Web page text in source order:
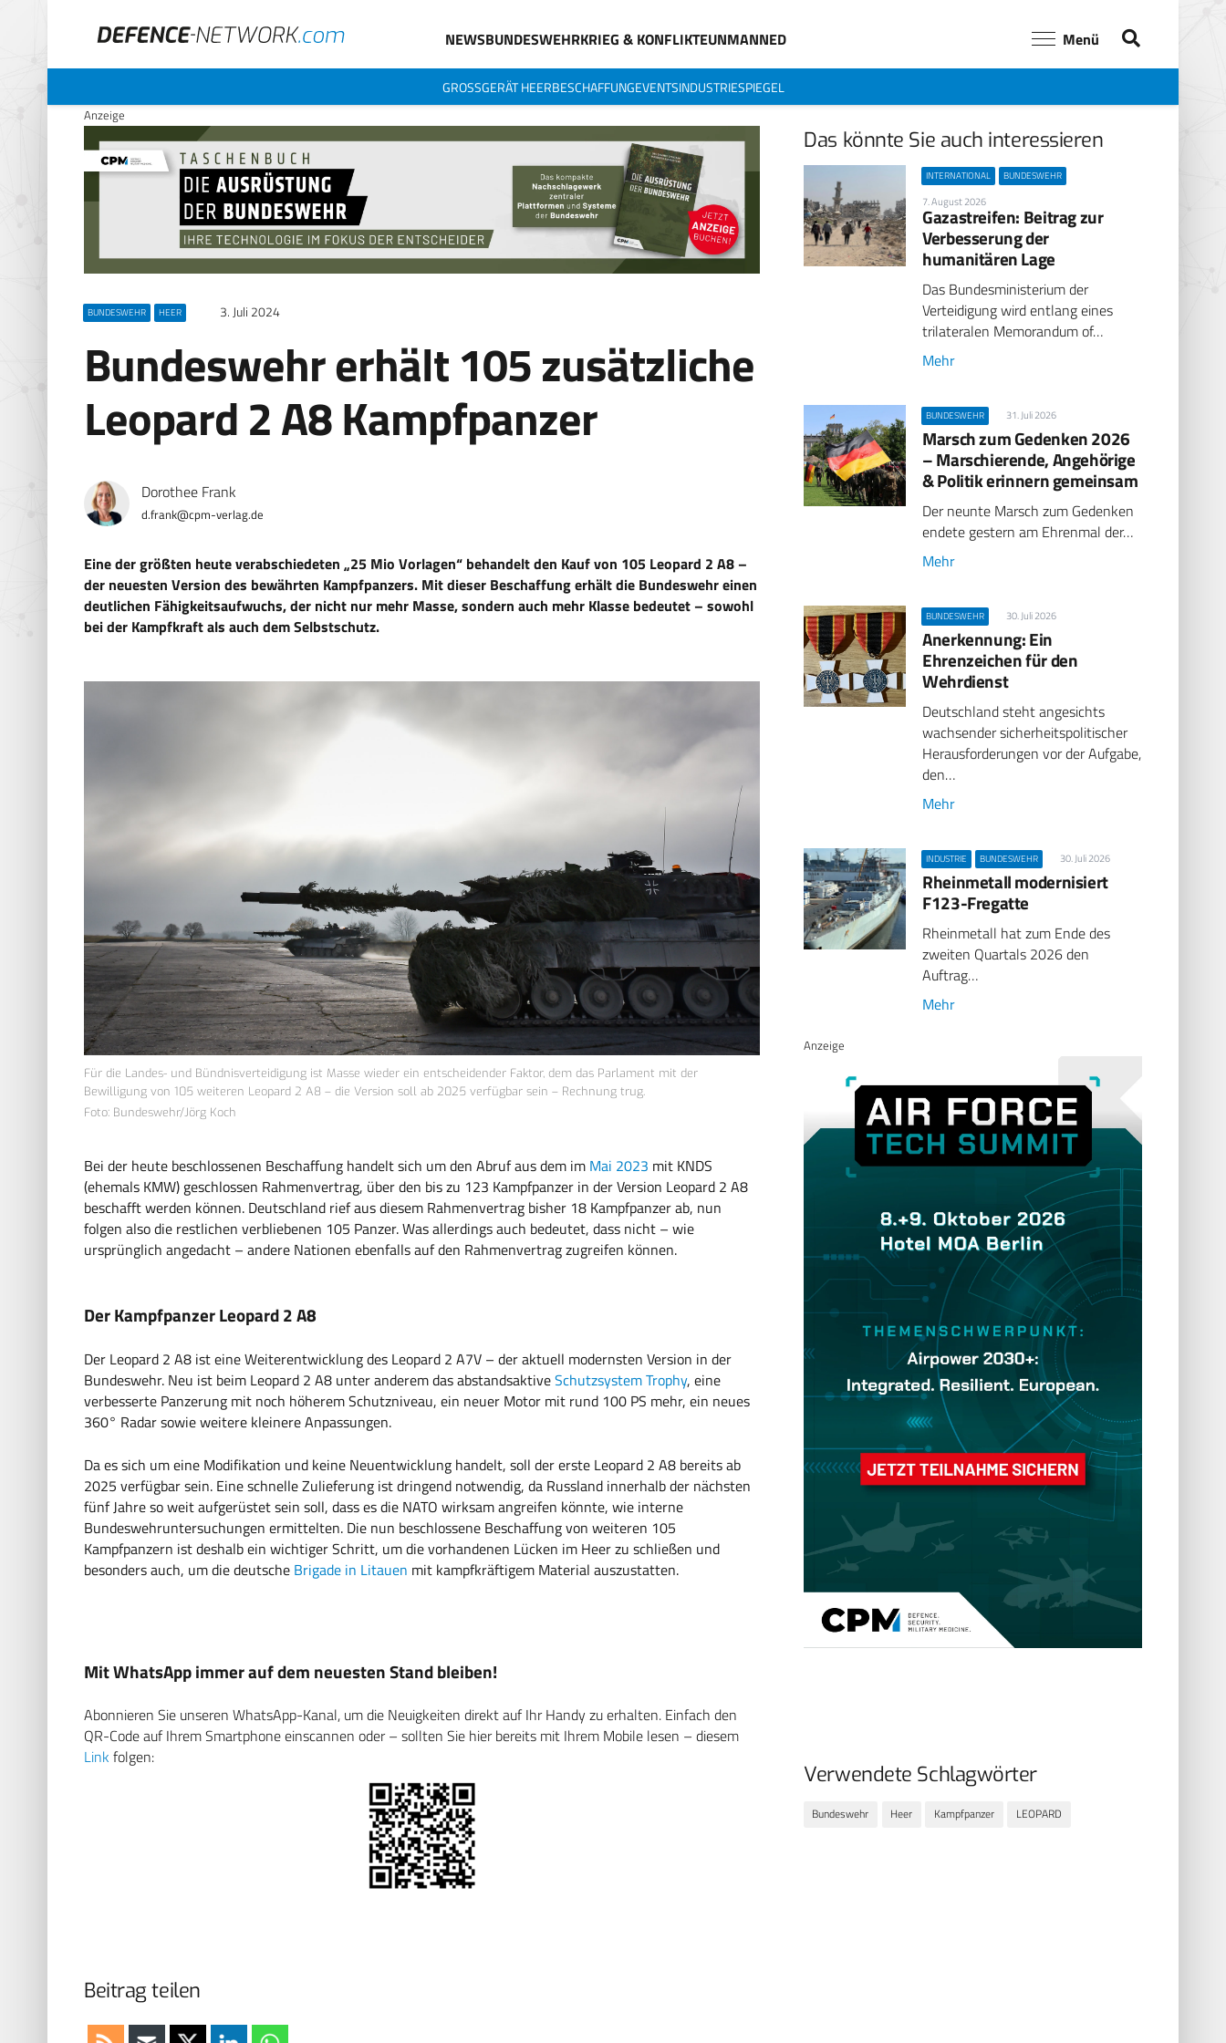
NEWSBUNDESWEHRKRIEG & KONFLIKTEUNMANNED Menü
GROSSGERÄT HEERBESCHAFFUNGEVENTSINDUSTRIESPIEGEL
Anzeige
BUNDESWEHR HEER 3. Juli 2024
Bundeswehr erhält 105 zusätzliche
Leopard 2 A8 Kampfpanzer
Dorothee Frank
d.frank@cpm-verlag.de
Eine der größten heute verabschiedeten „25 Mio Vorlagen“ behandelt den Kauf von 105 Leopard 2 A8 –
der neuesten Version des bewährten Kampfpanzers. Mit dieser Beschaffung erhält die Bundeswehr einen
deutlichen Fähigkeitsaufwuchs, der nicht nur mehr Masse, sondern auch mehr Klasse bedeutet – sowohl
bei der Kampfkraft als auch dem Selbstschutz.
Für die Landes- und Bündnisverteidigung ist Masse wieder ein entscheidender Faktor, dem das Parlament mit der
Bewilligung von 105 weiteren Leopard 2 A8 – die Version soll ab 2025 verfügbar sein – Rechnung trug.
Foto: Bundeswehr/Jörg Koch
Bei der heute beschlossenen Beschaffung handelt sich um den Abruf aus dem im Mai 2023 mit KNDS
(ehemals KMW) geschlossen Rahmenvertrag, über den bis zu 123 Kampfpanzer in der Version Leopard 2 A8
beschafft werden können. Deutschland rief aus diesem Rahmenvertrag bisher 18 Kampfpanzer ab, nun
folgen also die restlichen verbliebenen 105 Panzer. Was allerdings auch bedeutet, dass nicht – wie
ursprünglich angedacht – andere Nationen ebenfalls auf den Rahmenvertrag zugreifen können.
Der Kampfpanzer Leopard 2 A8
Der Leopard 2 A8 ist eine Weiterentwicklung des Leopard 2 A7V – der aktuell modernsten Version in der
Bundeswehr. Neu ist beim Leopard 2 A8 unter anderem das abstandsaktiveSchutzsystem Trophy, eine
verbesserte Panzerung mit noch höherem Schutzniveau, ein neuer Motor mit rund 100 PS mehr, ein neues
360° Radar sowie weitere kleinere Anpassungen.
Da es sich um eine Modifikation und keine Neuentwicklung handelt, soll der erste Leopard 2 A8 bereits ab
2025 verfügbar sein. Eine schnelle Zulieferung ist dringend notwendig, da Russland innerhalb der nächsten
fünf Jahre so weit aufgerüstet sein soll, dass es die NATO wirksam angreifen könnte, wie interne
Bundeswehruntersuchungen ermittelten. Die nun beschlossene Beschaffung von weiteren 105
Kampfpanzern ist deshalb ein wichtiger Schritt, um die vorhandenen Lücken im Heer zu schließen und
besonders auch, um die deutsche Brigade in Litauen mit kampfkräftigem Material auszustatten.
Mit WhatsApp immer auf dem neuesten Stand bleiben!
Abonnieren Sie unseren WhatsApp-Kanal, um die Neuigkeiten direkt auf Ihr Handy zu erhalten. Einfach den
QR-Code auf Ihrem Smartphone einscannen oder – sollten Sie hier bereits mit Ihrem Mobile lesen – diesem
Link folgen:
Beitrag teilen
Das könnte Sie auch interessieren
INTERNATIONAL BUNDESWEHR
7. August 2026
Gazastreifen: Beitrag zur
Verbesserung der
humanitären Lage
Das Bundesministerium der
Verteidigung wird entlang eines
trilateralen Memorandum of…
Mehr
BUNDESWEHR 31. Juli 2026
Marsch zum Gedenken 2026
– Marschierende, Angehörige
& Politik erinnern gemeinsam
Der neunte Marsch zum Gedenken
endete gestern am Ehrenmal der…
Mehr
BUNDESWEHR 30. Juli 2026
Anerkennung: Ein
Ehrenzeichen für den
Wehrdienst
Deutschland steht angesichts
wachsender sicherheitspolitischer
Herausforderungen vor der Aufgabe,
den…
Mehr
INDUSTRIE BUNDESWEHR 30. Juli 2026
Rheinmetall modernisiert
F123-Fregatte
Rheinmetall hat zum Ende des
zweiten Quartals 2026 den
Auftrag…
Mehr
Anzeige
Verwendete Schlagwörter
Bundeswehr Heer Kampfpanzer LEOPARD